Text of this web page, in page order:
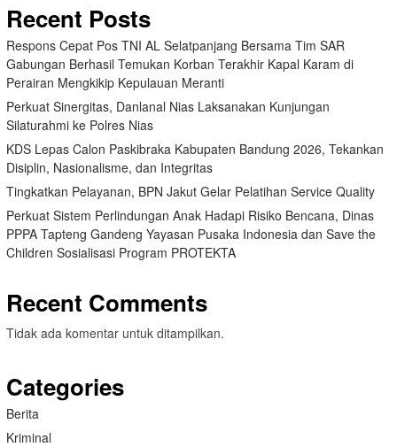
Recent Posts
Respons Cepat Pos TNI AL Selatpanjang Bersama Tim SAR
Gabungan Berhasil Temukan Korban Terakhir Kapal Karam di
Perairan Mengkikip Kepulauan Meranti
Perkuat Sinergitas, Danlanal Nias Laksanakan Kunjungan
Silaturahmi ke Polres Nias
KDS Lepas Calon Paskibraka Kabupaten Bandung 2026, Tekankan
Disiplin, Nasionalisme, dan Integritas
Tingkatkan Pelayanan, BPN Jakut Gelar Pelatihan Service Quality
Perkuat Sistem Perlindungan Anak Hadapi Risiko Bencana, Dinas
PPPA Tapteng Gandeng Yayasan Pusaka Indonesia dan Save the
Children Sosialisasi Program PROTEKTA
Recent Comments
Tidak ada komentar untuk ditampilkan.
Categories
Berita
Kriminal